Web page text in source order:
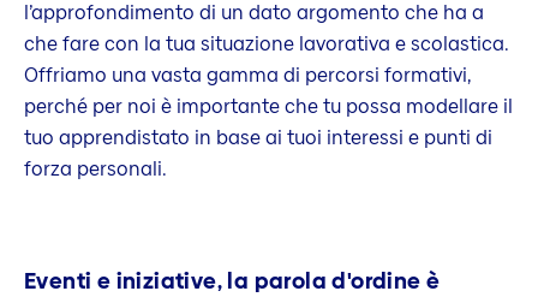
l’approfondimento di un dato argomento che ha a
che fare con la tua situazione lavorativa e scolastica.
Offriamo una vasta gamma di percorsi formativi,
perché per noi è importante che tu possa modellare il
tuo apprendistato in base ai tuoi interessi e punti di
forza personali.
Eventi e iniziative, la parola d'ordine è